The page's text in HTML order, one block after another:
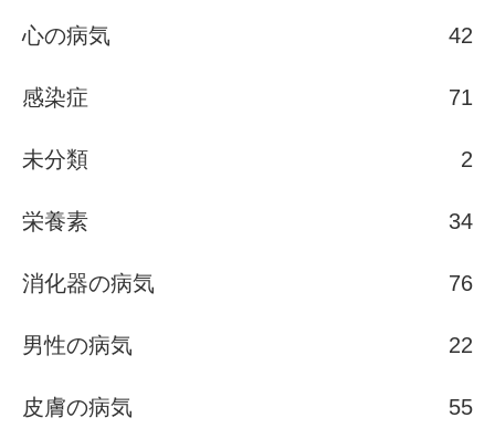
心の病気 42
感染症 71
未分類 2
栄養素 34
消化器の病気 76
男性の病気 22
皮膚の病気 55